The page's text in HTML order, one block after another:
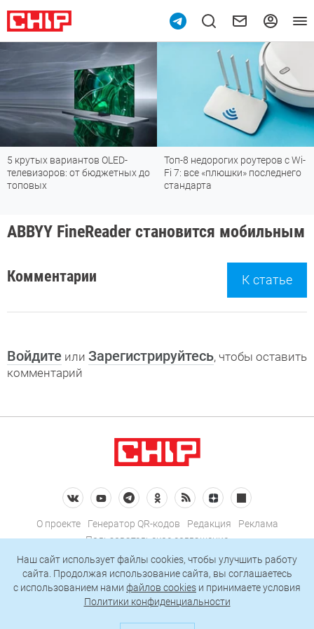
5 крутых вариантов OLED-
телевизоров: от бюджетных до
топовых
Топ-8 недорогих роутеров с Wi-
Fi 7: все «плюшки» последнего
стандарта
ABBYY FineReader становится мобильным
Комментарии К статье
Войдите или Зарегистрируйтесь, чтобы оставить
комментарий
О проекте Генератор QR-кодов Редакция
Реклама
Пользовательское соглашение
Политика конфиденциальности
Подписаться на рассылку
Наш сайт использует файлы cookies, чтобы улучшить работу
сайта. Продолжая использование сайта, вы соглашаетесь
c использованием нами файлов cookies и принимаете условия
Политики конфиденциальности